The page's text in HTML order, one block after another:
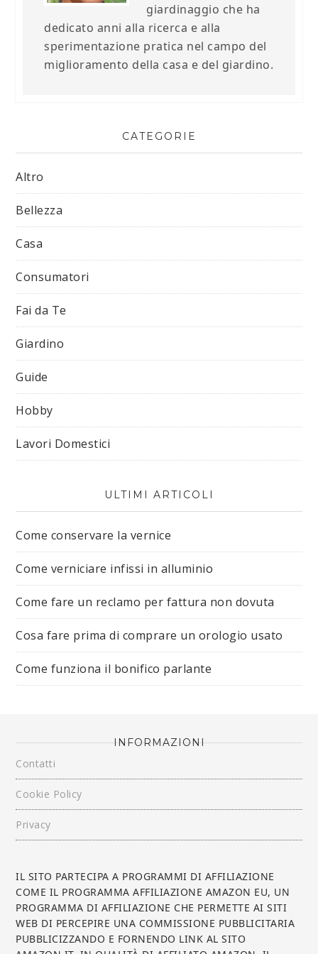
giardinaggio che ha
dedicato anni alla ricerca e alla
sperimentazione pratica nel campo del
miglioramento della casa e del giardino.
CATEGORIE
Altro
Bellezza
Casa
Consumatori
Fai da Te
Giardino
Guide
Hobby
Lavori Domestici
ULTIMI ARTICOLI
Come conservare la vernice
Come verniciare infissi in alluminio
Come fare un reclamo per fattura non dovuta
Cosa fare prima di comprare un orologio usato
Come funziona il bonifico parlante
INFORMAZIONI
Contatti
Cookie Policy
Privacy
IL SITO PARTECIPA A PROGRAMMI DI AFFILIAZIONE
COME IL PROGRAMMA AFFILIAZIONE AMAZON EU, UN
PROGRAMMA DI AFFILIAZIONE CHE PERMETTE AI SITI
WEB DI PERCEPIRE UNA COMMISSIONE PUBBLICITARIA
PUBBLICIZZANDO E FORNENDO LINK AL SITO